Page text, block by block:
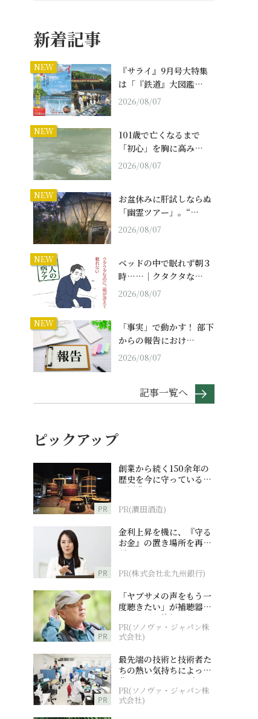
新着記事
NEW
『サライ』9月号大特集
は「『鉄道』大図鑑…
2026/08/07
NEW
101歳で亡くなるまで
「初心」を胸に高み…
2026/08/07
NEW
お盆休みに肝試しならぬ
「幽霊ツアー」。“…
2026/08/07
NEW
ベッドの中で眠れず朝３
時……｜クタクタな…
2026/08/07
NEW
「事実」で動かす！ 部下
からの報告におけ…
2026/08/07
記事一覧へ
ピックアップ
PR
創業から続く150余年の
歴史を今に守っている濵
田酒造
PR(濵田酒造)
PR
金利上昇を機に、『守る
お金』の置き場所を再検
討
PR(株式会社北九州銀行)
PR
「ヤブサメの声をもう一
度聴きたい」が補聴器チ
ャレンジの後押しに
PR(ソノヴァ・ジャパン株
式会社)
PR
最先端の技術と技術者た
ちの熱い気持ちによって
作られているオーダーメ
イド補聴器
PR(ソノヴァ・ジャパン株
式会社)